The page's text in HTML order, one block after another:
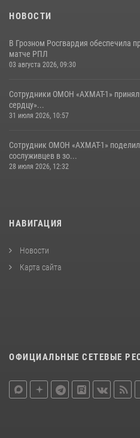
НОВОСТИ
В Грозном Росгвардия обеспечила
матче РПЛ
03 августа 2026, 09:30
Сотрудники ОМОН «АХМАТ-1»
сердцу»...
31 июля 2026, 10:57
Сотрудник ОМОН «АХМАТ-1»
сослуживцев в зо...
28 июля 2026, 12:32
НАВИГАЦИЯ
Новости
Карта сайта
ОФИЦИАЛЬНЫЕ СЕТЕВЫЕ